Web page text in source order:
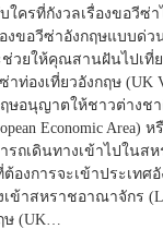
ครที่กังวลเรื่องขอวีซ่า
งขอวีซ่าอังกฤษแบบด่
วยให้คุณสานฝันไปเที่ย
ท่องเที่ยวอังกฤษ (UK
ฤษอนุญาตให้ชาวต่างช
Economic Area)
ารถเดินทางเข้าไปในส
องการจะเข้าประเทศ
ข้าสหราชอาณาจักร
ษ (UK…